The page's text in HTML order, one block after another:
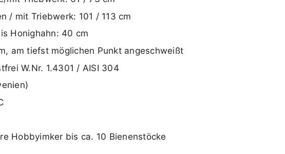
/ mit Triebwerk: 101 / 113 cm
Honighahn: 40 cm
am tiefst möglichen Punkt angeschweißt
W.Nr. 1.4301 / AISI 304
Hobbyimker bis ca. 10 Bienenstöcke